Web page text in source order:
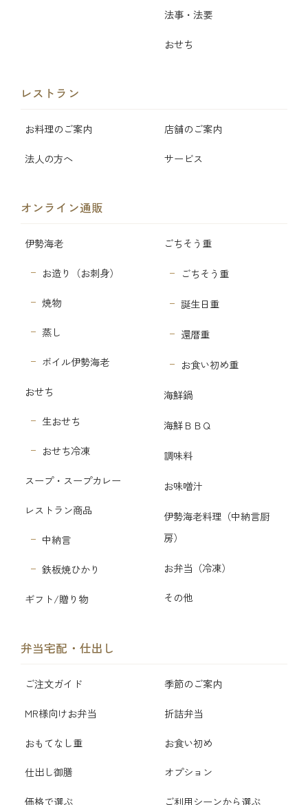
法事・法要
おせち
レストラン
お料理のご案内 店舗のご案内
法人の方へ サービス
オンライン通販
伊勢海老
お造り（お刺身）
焼物
蒸し
ボイル伊勢海老
おせち
生おせち
おせち冷凍
スープ・スープカレー
レストラン商品
中納言
鉄板焼ひかり
ギフト/贈り物
ごちそう重
ごちそう重
誕生日重
還暦重
お食い初め重
海鮮鍋
海鮮ＢＢＱ
調味料
お味噌汁
伊勢海老料理（中納言厨
房）
お弁当（冷凍）
その他
弁当宅配・仕出し
ご注文ガイド 季節のご案内
MR様向けお弁当 折詰弁当
おもてなし重 お食い初め
仕出し御膳 オプション
価格で選ぶ ご利用シーンから選ぶ